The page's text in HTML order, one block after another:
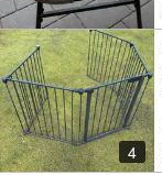
4